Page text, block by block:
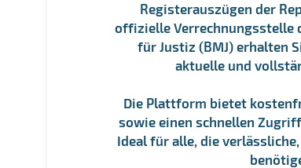
Registerauszügen der
offizielle Verrechnungsstelle
für Justiz (BMJ) erhalten
aktuelle und
Die Plattform bietet
sowie einen schnellen
Ideal für alle, die